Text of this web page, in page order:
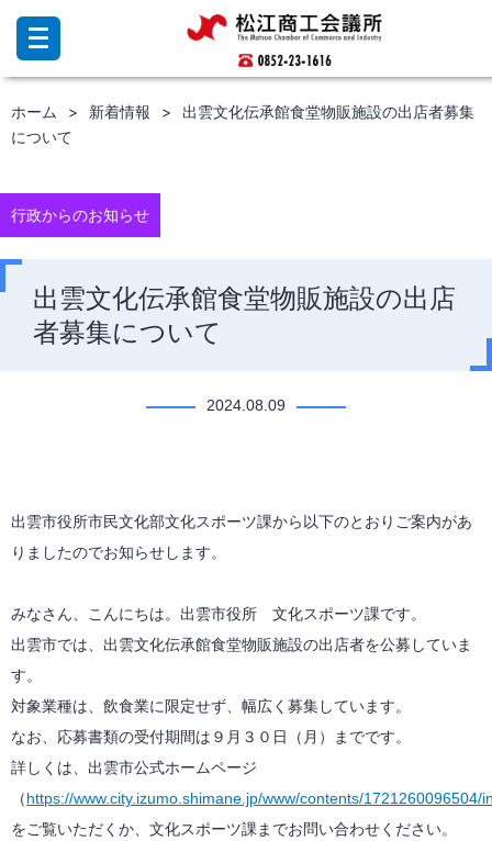
ン
ツ
へ
ッ
プ
ホーム 新着情報
出雲文化伝承館食堂物販施設の出店者募集
について
行政からのお知らせ
出雲文化伝承館食堂物販施設の出店
者募集について
2024.08.09
出雲市役所市民文化部文化スポーツ課から以下のとおりご案内があ
りましたのでお知らせします。
みなさん、こんにちは。出雲市役所 文化スポーツ課です。
出雲市では、出雲文化伝承館食堂物販施設の出店者を公募していま
す。
対象業種は、飲食業に限定せず、幅広く募集しています。
なお、応募書類の受付期間は９月３０日（月）までです。
詳しくは、出雲市公式ホームページ
（https://www.city.izumo.shimane.jp/www/contents/1721260096504/
をご覧いただくか、文化スポーツ課までお問い合わせください。